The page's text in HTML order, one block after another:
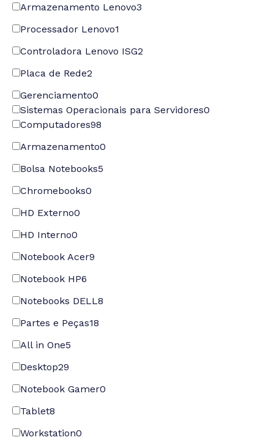
Armazenamento Lenovo3
Processador Lenovo1
Controladora Lenovo ISG2
Placa de Rede2
Gerenciamento0
Sistemas Operacionais para Servidores0
Computadores98
Armazenamento0
Bolsa Notebooks5
Chromebooks0
HD Externo0
HD Interno0
Notebook Acer9
Notebook HP6
Notebooks DELL8
Partes e Peças18
All in One5
Desktop29
Notebook Gamer0
Tablet8
Workstation0